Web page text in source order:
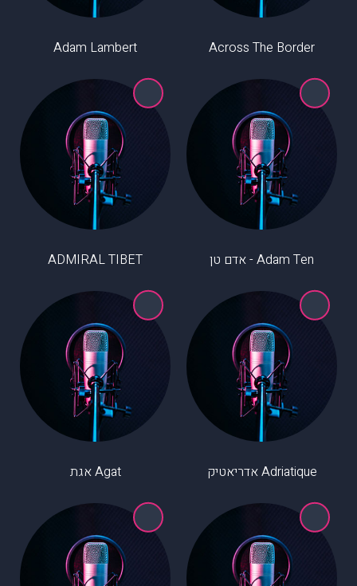
Across The Border
Adam Lambert
Adam Ten - אדם טן ADMIRAL TIBET
Adriatique אדריאטיק Agat אגת